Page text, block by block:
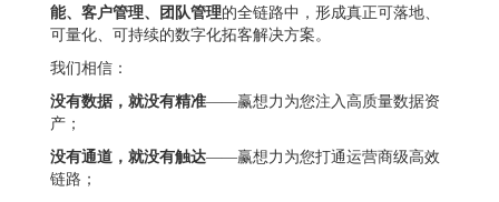
能、客户管理、团队管理的全链路中，形成真正可落地、
可量化、可持续的数字化拓客解决方案。
我们相信：
没有数据，就没有精准——赢想力为您注入高质量数据资
产；
没有通道，就没有触达——赢想力为您打通运营商级高效
链路；